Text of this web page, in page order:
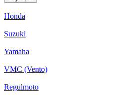
Honda
Suzuki
Yamaha
VMC (Vento)
Regulmoto